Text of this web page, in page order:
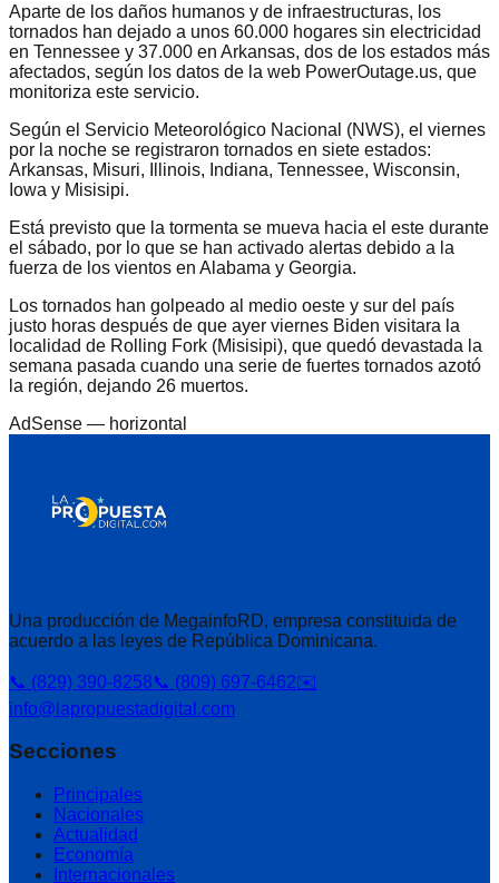
Aparte de los daños humanos y de infraestructuras, los
tornados han dejado a unos 60.000 hogares sin electricidad
en Tennessee y 37.000 en Arkansas, dos de los estados más
afectados, según los datos de la web PowerOutage.us, que
monitoriza este servicio.
Según el Servicio Meteorológico Nacional (NWS), el viernes
por la noche se registraron tornados en siete estados:
Arkansas, Misuri, Illinois, Indiana, Tennessee, Wisconsin,
Iowa y Misisipi.
Está previsto que la tormenta se mueva hacia el este durante
el sábado, por lo que se han activado alertas debido a la
fuerza de los vientos en Alabama y Georgia.
Los tornados han golpeado al medio oeste y sur del país
justo horas después de que ayer viernes Biden visitara la
localidad de Rolling Fork (Misisipi), que quedó devastada la
semana pasada cuando una serie de fuertes tornados azotó
la región, dejando 26 muertos.
AdSense — horizontal
Una producción de MegainfoRD, empresa constituida de
acuerdo a las leyes de República Dominicana.
📞 (829) 390-8258📞 (809) 697-6462✉️
info@lapropuestadigital.com
Secciones
Principales
Nacionales
Actualidad
Economía
Internacionales